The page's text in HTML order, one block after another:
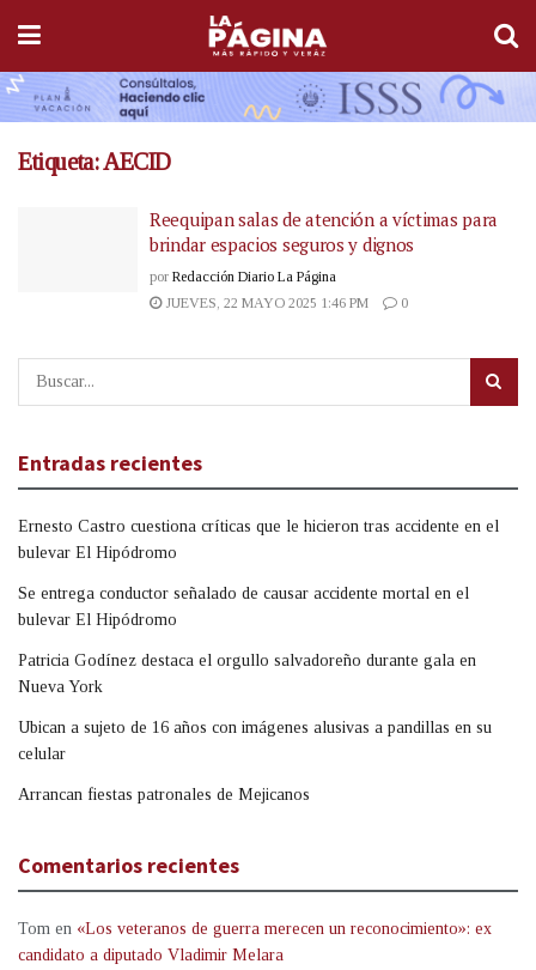
Etiqueta:AECID
Reequipan salas de atención a víctimas para
brindar espacios seguros y dignos
por Redacción Diario La Página
JUEVES, 22 MAYO 2025 1:46 PM
0
Entradas recientes
Ernesto Castro cuestiona críticas que le hicieron tras accidente en el
bulevar El Hipódromo
Se entrega conductor señalado de causar accidente mortal en el
bulevar El Hipódromo
Patricia Godínez destaca el orgullo salvadoreño durante gala en
Nueva York
Ubican a sujeto de 16 años con imágenes alusivas a pandillas en su
celular
Arrancan fiestas patronales de Mejicanos
Comentarios recientes
Tom en «Los veteranos de guerra merecen un reconocimiento»: ex
candidato a diputado Vladimir Melara